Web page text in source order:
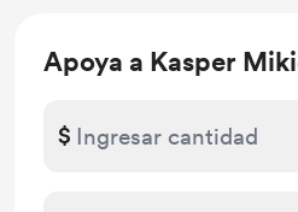
Apoya a Kasper
$